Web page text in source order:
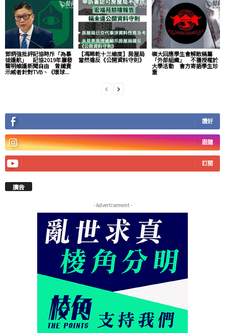
鄧炳強批評記協時斥「為暴
徒護航」 記協2019年屢發
聲明維護新聞自由 曾譴責
示威者針對TVB、《環球...
【馮睎乾十三維度】房屋局
當然違反《公開資料守則》
嶺大回應學生會解散稱屬
「外部組織」 不獲授權於
大學活動 會方寄語學生珍
重
讚好
跟隨
訂閱
廣告
- Advertisement -